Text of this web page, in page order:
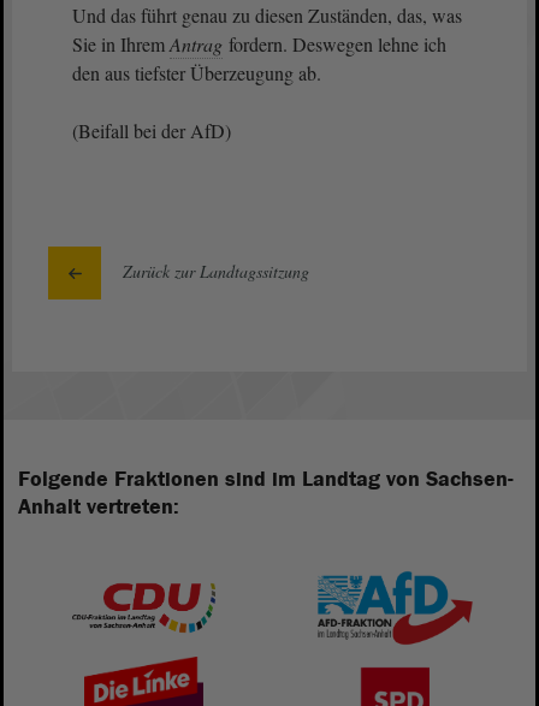
Und das führt genau zu diesen Zuständen, das, was
Sie in IhremAntrag fordern. Deswegen lehne ich
den aus tiefster Überzeugung ab.
(Beifall bei der AfD)
Zurück zur Landtagssitzung
Folgende Fraktionen sind im Landtag von Sachsen-
Anhalt vertreten: